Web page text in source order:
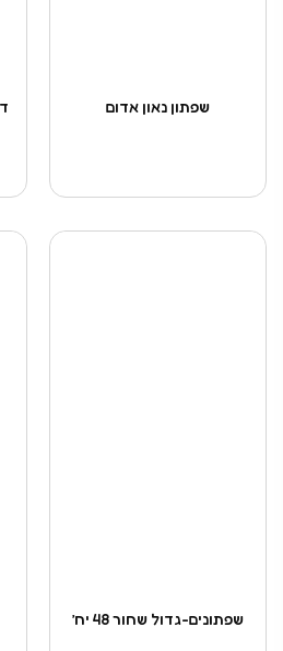
שפתון נאון אדום
שפתונים-גדול שחור 48 יח’